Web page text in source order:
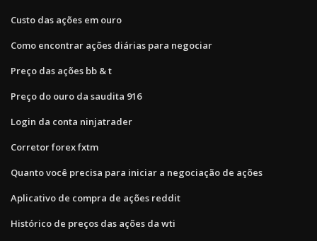
Custo das ações em ouro
Como encontrar ações diárias para negociar
Preço das ações bb & t
Preço do ouro da saudita 916
Login da conta ninjatrader
Corretor forex fxtm
Quanto você precisa para iniciar a negociação de ações
Aplicativo de compra de ações reddit
Histórico de preços das ações da wti